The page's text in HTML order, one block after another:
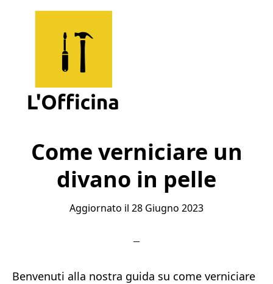
Imparare
Come verniciare un
divano in pelle
Aggiornato il 28 Giugno 2023
Benvenuti alla nostra guida su come verniciare